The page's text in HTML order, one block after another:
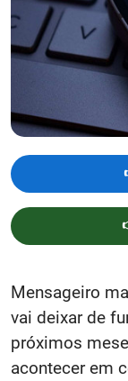
Mensageiro
vai deixar de
próximos
acontecer em